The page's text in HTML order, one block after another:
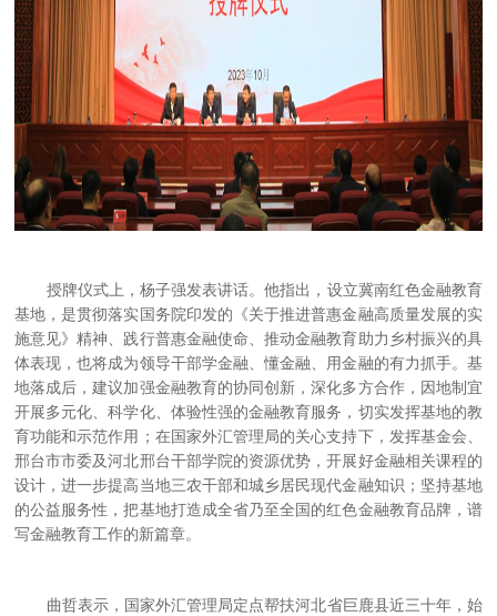
授牌仪式上，杨子强发表讲话。他指出，设立冀南红色金融教育
基地，是贯彻落实国务院印发的《关于推进普惠金融高质量发展的实
施意见》精神、践行普惠金融使命、推动金融教育助力乡村振兴的具
体表现，也将成为领导干部学金融、懂金融、用金融的有力抓手。基
地落成后，建议加强金融教育的协同创新，深化多方合作，因地制宜
开展多元化、科学化、体验性强的金融教育服务，切实发挥基地的教
育功能和示范作用；在国家外汇管理局的关心支持下，发挥基金会、
邢台市市委及河北邢台干部学院的资源优势，开展好金融相关课程的
设计，进一步提高当地三农干部和城乡居民现代金融知识；坚持基地
的公益服务性，把基地打造成全省乃至全国的红色金融教育品牌，谱
写金融教育工作的新篇章。
曲哲表示，国家外汇管理局定点帮扶河北省巨鹿县近三十年，始